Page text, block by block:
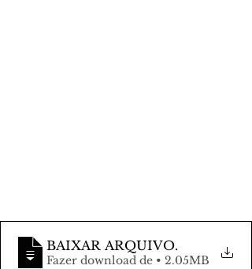
BAIXAR ARQUIVO.
Fazer download de • 2.05MB